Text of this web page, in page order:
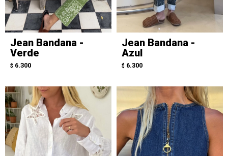
Jean Bandana -
Verde
$ 6.300
Jean Bandana -
Azul
$ 6.300